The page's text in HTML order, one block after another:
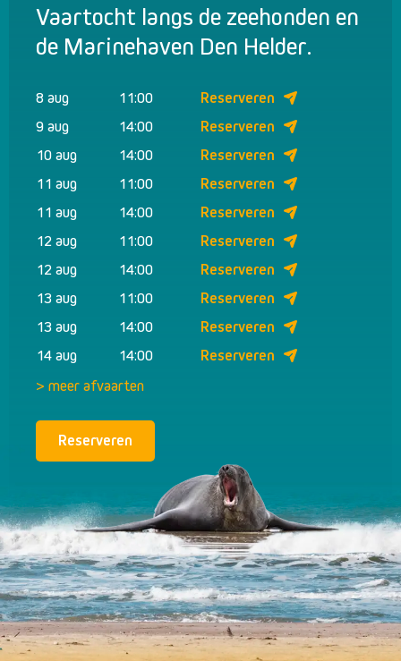
Vaartocht langs de zeehonden en
de Marinehaven Den Helder.
8 aug 11:00
Reserveren
9 aug
14:00
Reserveren
10 aug
14:00
Reserveren
11 aug
11:00
Reserveren
11 aug
14:00
Reserveren
12 aug
11:00
Reserveren
12 aug
14:00
Reserveren
13 aug
11:00
Reserveren
13 aug
14:00
Reserveren
14 aug
14:00
Reserveren
> meer afvaarten
Reserveren